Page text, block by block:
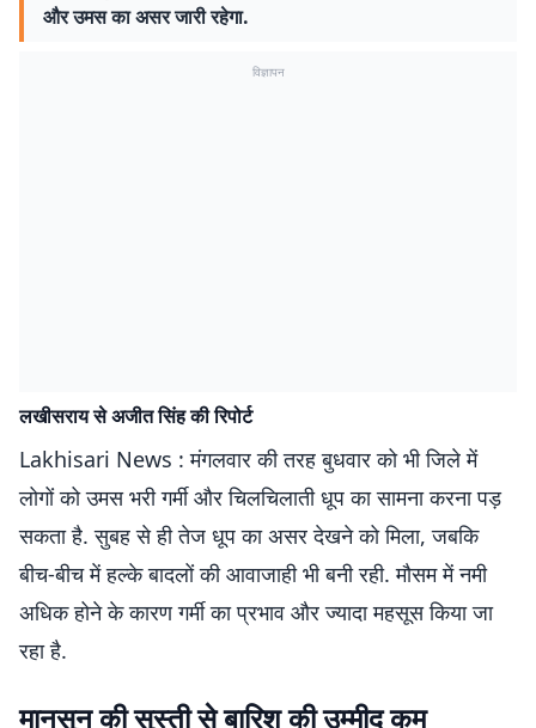
और उमस का असर जारी रहेगा.
विज्ञापन
लखीसराय से अजीत सिंह की रिपोर्ट
Lakhisari News : मंगलवार की तरह बुधवार को भी जिले में
लोगों को उमस भरी गर्मी और चिलचिलाती धूप का सामना करना पड़
सकता है. सुबह से ही तेज धूप का असर देखने को मिला, जबकि
बीच-बीच में हल्के बादलों की आवाजाही भी बनी रही. मौसम में नमी
अधिक होने के कारण गर्मी का प्रभाव और ज्यादा महसूस किया जा
रहा है.
मानसून की सुस्ती से बारिश की उम्मीद कम